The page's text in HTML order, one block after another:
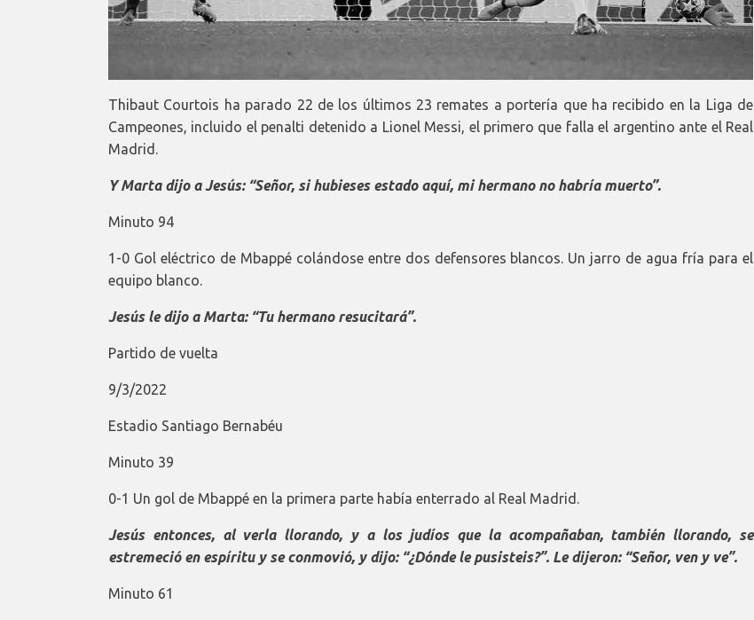
Thibaut Courtois ha parado 22 de los últimos 23 remates a portería que ha recibido en la Liga de
Campeones, incluido el penalti detenido a Lionel Messi, el primero que falla el argentino ante el Real
Madrid.
Y Marta dijo a Jesús: “Señor, si hubieses estado aquí, mi hermano no habría muerto”.
Minuto 94
1-0 Gol eléctrico de Mbappé colándose entre dos defensores blancos. Un jarro de agua fría para el
equipo blanco.
Jesús le dijo a Marta: “Tu hermano resucitará”.
Partido de vuelta
9/3/2022
Estadio Santiago Bernabéu
Minuto 39
0-1 Un gol de Mbappé en la primera parte había enterrado al Real Madrid.
Jesús entonces, al verla llorando, y a los judíos que la acompañaban, también llorando, se
estremeció en espíritu y se conmovió, y dijo: “¿Dónde le pusisteis?”. Le dijeron: “Señor, ven y ve”.
Minuto 61